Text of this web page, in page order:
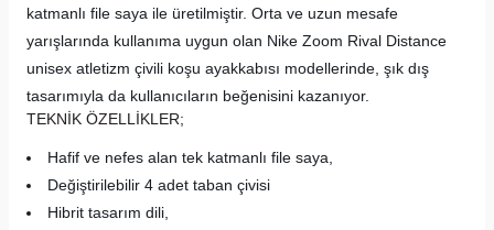
katmanlı file saya ile üretilmiştir. Orta ve uzun mesafe
yarışlarında kullanıma uygun olan Nike Zoom Rival Distance
unisex atletizm çivili koşu ayakkabısı modellerinde, şık dış
tasarımıyla da kullanıcıların beğenisini kazanıyor.
TEKNİK ÖZELLİKLER;
Hafif ve nefes alan tek katmanlı file saya,
Değiştirilebilir 4 adet taban çivisi
Hibrit tasarım dili,